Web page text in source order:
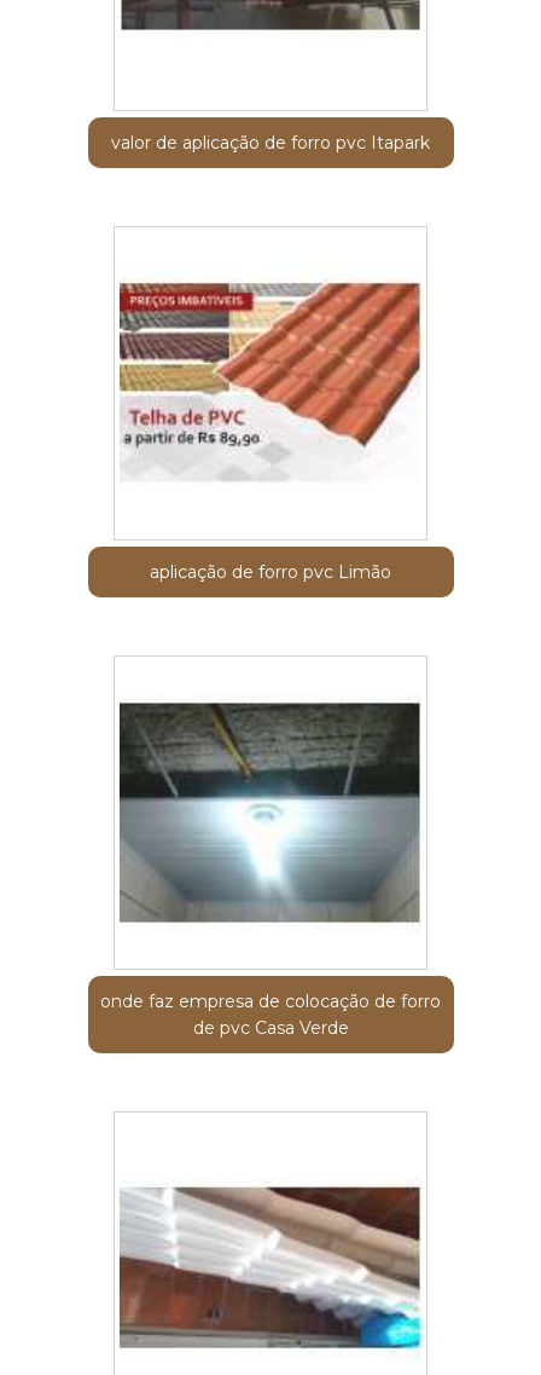
valor de aplicação de forro pvc Itapark
aplicação de forro pvc Limão
onde faz empresa de colocação de forro
de pvc Casa Verde